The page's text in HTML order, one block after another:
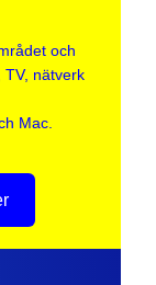
och
TV, nätverk
Mac.